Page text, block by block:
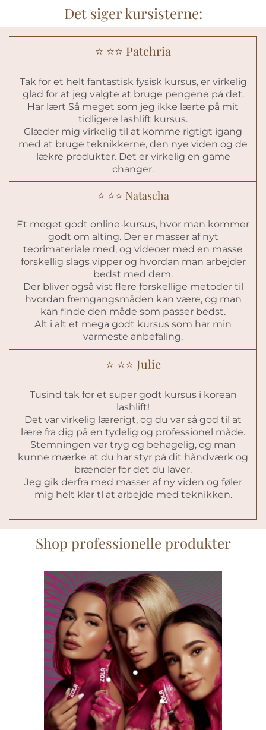
Det siger kursisterne:
⭐️ ⭐️⭐️ Patchria
Tak for et helt fantastisk fysisk kursus, er virkelig
glad for at jeg valgte at bruge pengene på det.
Har lært Så meget som jeg ikke lærte på mit
tidligere lashlift kursus.
Glæder mig virkelig til at komme rigtigt igang
med at bruge teknikkerne, den nye viden og de
lækre produkter. Det er virkelig en game
changer.
⭐️ ⭐️⭐️ Natascha
Et meget godt online-kursus, hvor man kommer
godt om alting. Der er masser af nyt
teorimateriale med, og videoer med en masse
forskellig slags vipper og hvordan man arbejder
bedst med dem.
Der bliver også vist flere forskellige metoder til
hvordan fremgangsmåden kan være, og man
kan finde den måde som passer bedst.
Alt i alt et mega godt kursus som har min
varmeste anbefaling.
⭐️ ⭐️⭐️ Julie
Tusind tak for et super godt kursus i korean
lashlift!
Det var virkelig lærerigt, og du var så god til at
lære fra dig på en tydelig og professionel måde.
Stemningen var tryg og behagelig, og man
kunne mærke at du har styr på dit håndværk og
brænder for det du laver.
Jeg gik derfra med masser af ny viden og føler
mig helt klar tl at arbejde med teknikken.
Shop professionelle produkter